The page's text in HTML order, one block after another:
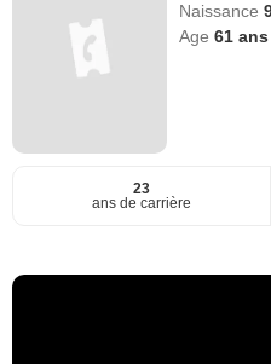
Naissance
Age61 ans
23
ans de carrière